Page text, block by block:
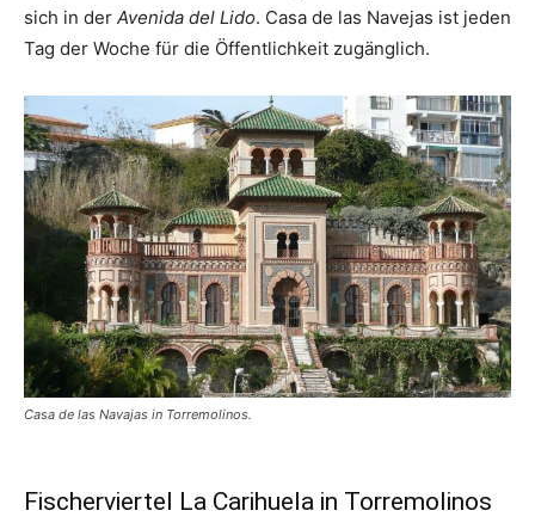
sich in der Avenida del Lido. Casa de las Navejas ist jeden
Tag der Woche für die Öffentlichkeit zugänglich.
Casa de las Navajas in Torremolinos.
Fischerviertel La Carihuela in Torremolinos